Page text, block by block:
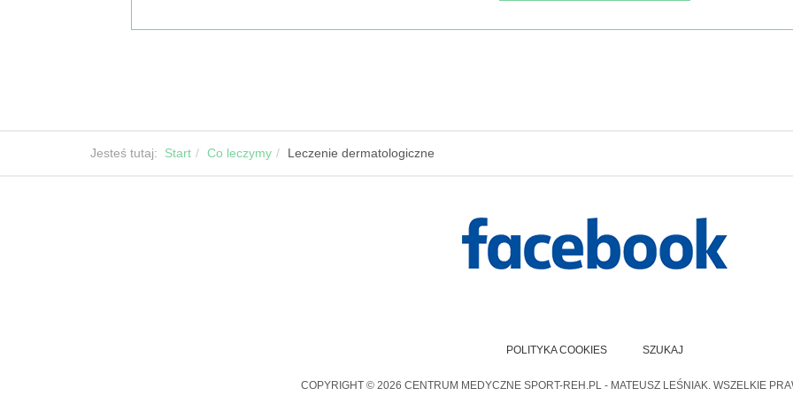
Jesteś tutaj: Start Co leczymy Leczenie dermatologiczne
POLITYKA COOKIES SZUKAJ
COPYRIGHT © 2026 CENTRUM MEDYCZNE SPORT-REH.PL - MATEUSZ LEŚNIAK. WSZELKIE